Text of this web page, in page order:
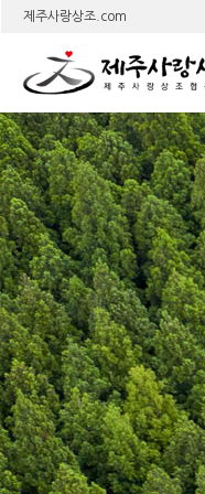
제주사랑상조.com